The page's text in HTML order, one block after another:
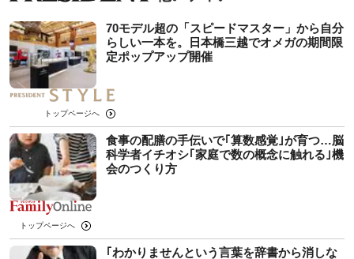
70モデル超の「スピードマスター」から自分
らしい一本を。日本橋三越でオメガの期間限
定ポップアップ開催
トップページへ
食事の配膳の手伝いで｢算数感覚｣が育つ…脳
科学者イチオシ｢家庭で数の概念に触れる｣機
会のつくり方
トップページへ
｢わかりませんという言葉を辞書から消しな